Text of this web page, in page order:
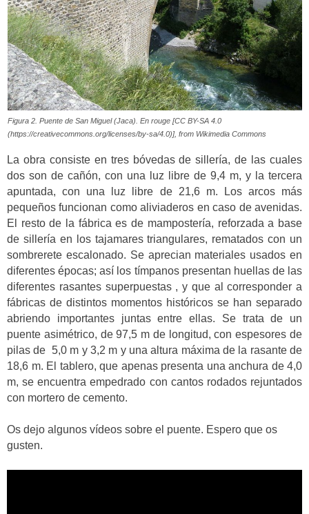
Figura 2. Puente de San Miguel (Jaca). En rouge [CC BY-SA 4.0
(https://creativecommons.org/licenses/by-sa/4.0)], from Wikimedia Commons
La obra consiste en tres bóvedas de sillería, de las cuales
dos son de cañón, con una luz libre de 9,4 m, y la tercera
apuntada, con una luz libre de 21,6 m. Los arcos más
pequeños funcionan como aliviaderos en caso de avenidas.
El resto de la fábrica es de mampostería, reforzada a base
de sillería en los tajamares triangulares, rematados con un
sombrerete escalonado. Se aprecian materiales usados en
diferentes épocas; así los tímpanos presentan huellas de las
diferentes rasantes superpuestas , y que al corresponder a
fábricas de distintos momentos históricos se han separado
abriendo importantes juntas entre ellas. Se trata de un
puente asimétrico, de 97,5 m de longitud, con espesores de
pilas de 5,0 m y 3,2 m y una altura máxima de la rasante de
18,6 m. El tablero, que apenas presenta una anchura de 4,0
m, se encuentra empedrado con cantos rodados rejuntados
con mortero de cemento.
Os dejo algunos vídeos sobre el puente. Espero que os
gusten.